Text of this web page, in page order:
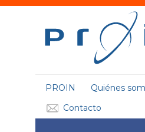
PROIN Quiénes
Contacto